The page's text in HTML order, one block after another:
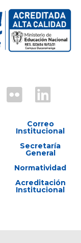
Correo
Institucional
Secretaría
General
Normatividad
Acreditación
Institucional